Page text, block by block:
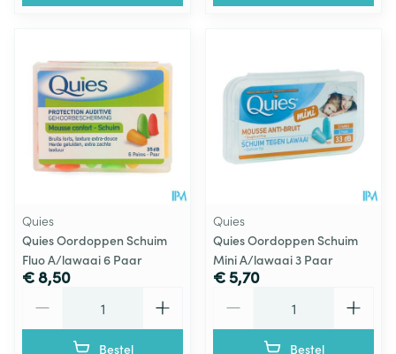
Quies
Quies Oordoppen Schuim
Fluo A/lawaai 6 Paar
€ 8,50
Bestel
Quies
Quies Oordoppen Schuim
Mini A/lawaai 3 Paar
€ 5,70
Bestel